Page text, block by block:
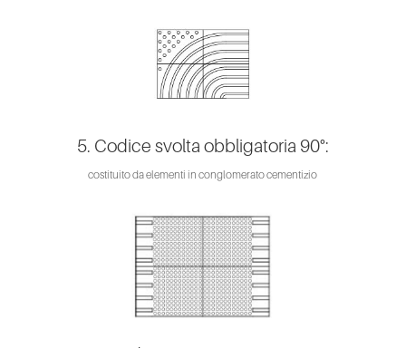
5. Codice svolta obbligatoria 90°:
costituito da elementi in conglomerato cementizio